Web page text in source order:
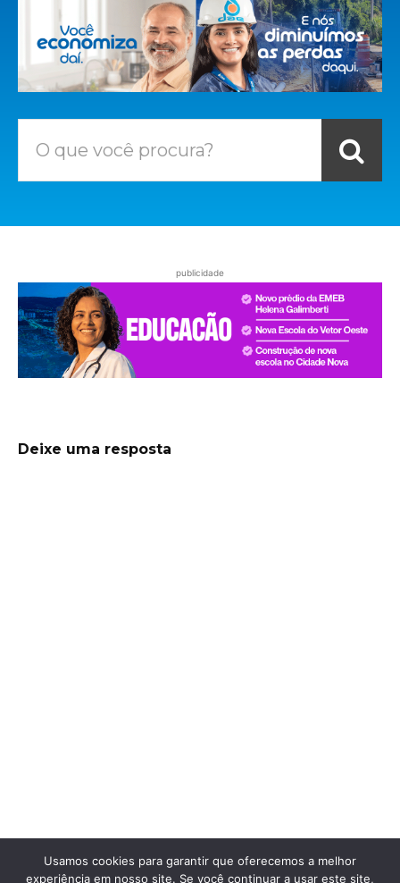
O que você procura?
publicidade
Deixe uma resposta
Usamos cookies para garantir que oferecemos a melhor
experiência em nosso site. Se você continuar a usar este site,